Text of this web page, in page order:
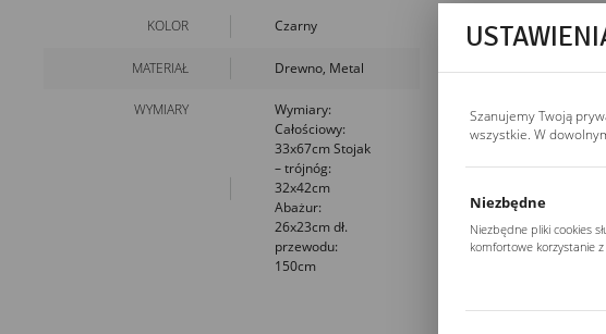
KOLOR Czarny
MATERIAŁ Drewno, Metal
WYMIARY
Wymiary:
Całościowy:
33x67cm Stojak
– trójnóg:
32x42cm
Abażur:
26x23cm dł.
przewodu:
150cm
Szanujemy Twoją
wszystkie. W
Niezbędne
Niezbędne pliki cookies
komfortowe korzystanie z
Twoich ustawień